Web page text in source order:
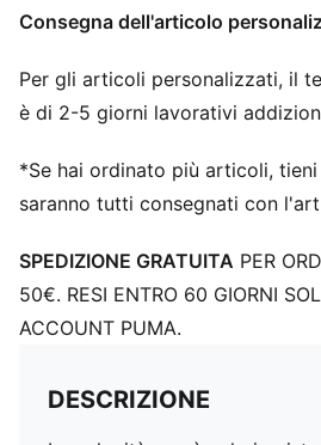
Consegna dell'articolo
Per gli articoli personalizzati, il
è di 2-5 giorni lavorativi
*Se hai ordinato più articoli,
saranno tutti consegnati con
SPEDIZIONE GRATUITA PER
50€. RESI ENTRO 60 GIORNI
ACCOUNT PUMA.
DESCRIZIONE